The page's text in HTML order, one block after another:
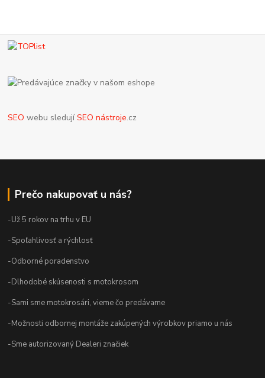
SEO webu sledujíSEO nástroje.cz
Prečo nakupovať u nás?
-Už 5 rokov na trhu v EU
-Spoľahlivosť a rýchlosť
-Odborné poradenstvo
-Dlhodobé skúsenosti s motokrosom
-Sami sme motokrosári, vieme čo predávame
-Možnosti odbornej montáže zakúpených výrobkov priamo u nás
-Sme autorizovaný Dealeri značiek